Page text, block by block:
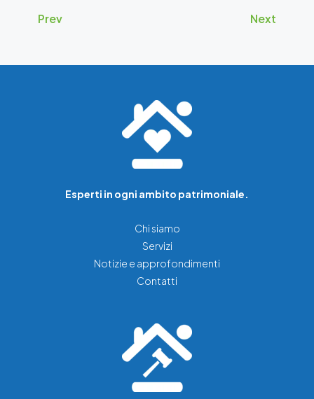
Prev Next
Esperti in ogni ambito patrimoniale.
Chi siamo
Servizi
Notizie e approfondimenti
Contatti